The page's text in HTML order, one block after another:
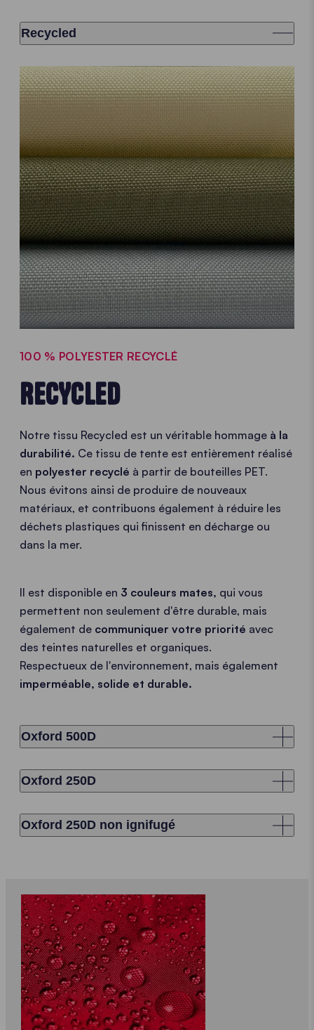
Recycled
100 % POLYESTER RECYCLÉ
RECYCLED
Notre tissu Recycled est un véritable hommage à la
durabilité. Ce tissu de tente est entièrement réalisé
en polyester recyclé à partir de bouteilles PET.
Nous évitons ainsi de produire de nouveaux
matériaux, et contribuons également à réduire les
déchets plastiques qui finissent en décharge ou
dans la mer.
Il est disponible en 3 couleurs mates, qui vous
permettent non seulement d'être durable, mais
également de communiquer votre priorité avec
des teintes naturelles et organiques.
Respectueux de l'environnement, mais également
imperméable, solide et durable.
Oxford 500D
Oxford 250D
Oxford 250D non ignifugé